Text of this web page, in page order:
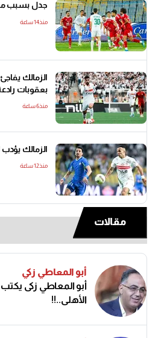
جدل بسبب
منذ14 ساعة
الزمالك
بعقوبات
منذ6 ساعة
الزمالك يؤدب
منذ12 ساعة
مقالات
أبو المعاطي زكي
أبو المعاطي زكى يكتب
الأهلى..!!